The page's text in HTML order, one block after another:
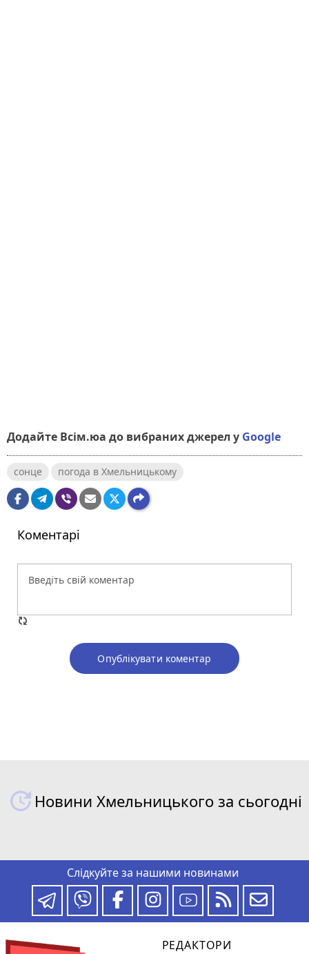
Додайте Всім.юа до вибраних джерел у Google
сонце погода в Хмельницькому
Коментарі
Опублікувати коментар
Новини Хмельницького за сьогодні
Слідкуйте за нашими новинами
РЕДАКТОРИ